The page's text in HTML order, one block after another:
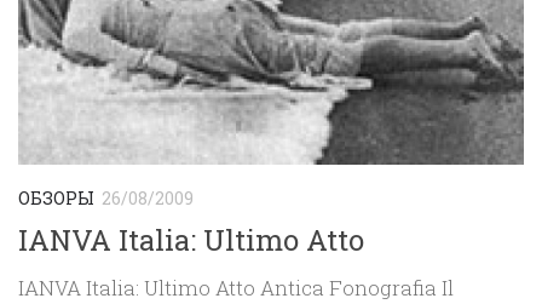
ОБЗОРЫ 26/08/2009
IANVA Italia: Ultimo Atto
IANVA Italia: Ultimo Atto Antica Fonografia Il